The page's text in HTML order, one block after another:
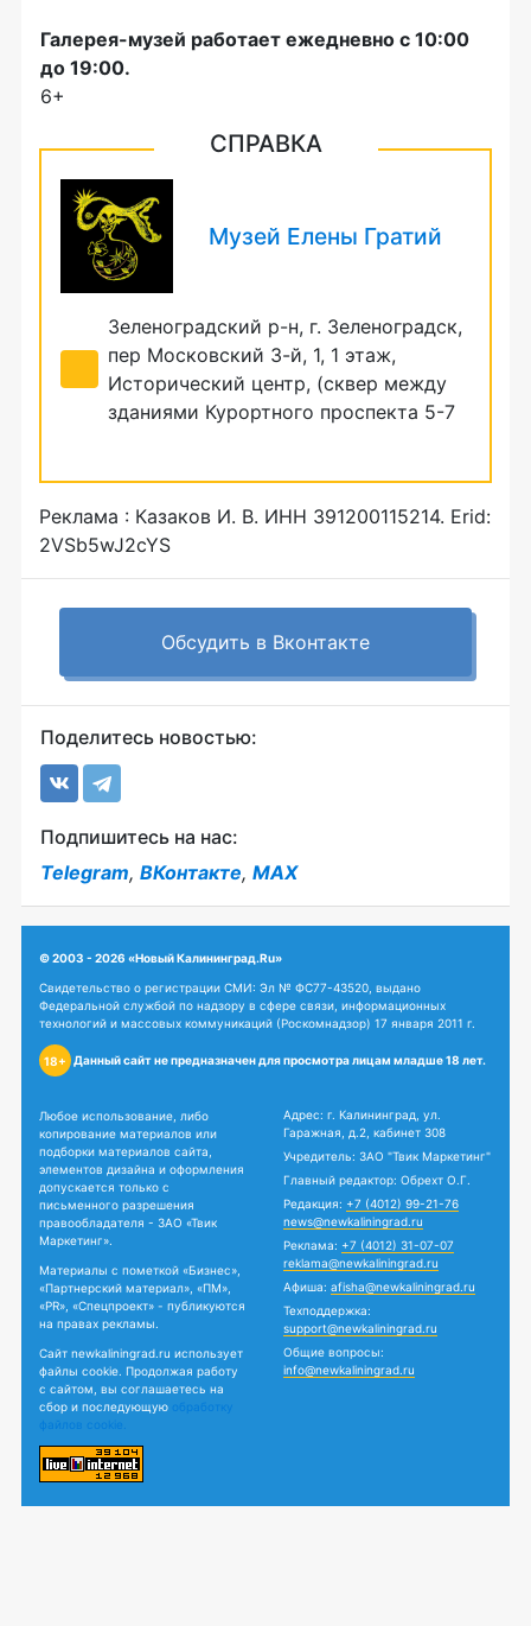
Галерея-музей работает ежедневно с 10:00
до 19:00.
6+
СПРАВКА
Музей Елены Гратий
Зеленоградский р-н, г. Зеленоградск,
пер Московский 3-й, 1, 1 этаж,
Исторический центр, (сквер между
зданиями Курортного проспекта 5-7
Реклама : Казаков И. В. ИНН 391200115214. Erid:
2VSb5wJ2cYS
Обсудить в Вконтакте
Поделитесь новостью:
Подпишитесь на нас:
Telegram, ВКонтакте, MAX
© 2003 - 2026 «Новый Калининград.Ru»
Свидетельство о регистрации СМИ: Эл № ФС77-43520, выдано
Федеральной службой по надзору в сфере связи, информационных
технологий и массовых коммуникаций (Роскомнадзор) 17 января 2011 г.
18+ Данный сайт не предназначен для просмотра лицам младше 18 лет.
Любое использование, либо
копирование материалов или
подборки материалов сайта,
элементов дизайна и оформления
допускается только с
письменного разрешения
правообладателя - ЗАО «Твик
Маркетинг».
Материалы с пометкой «Бизнес»,
«Партнерский материал», «ПМ»,
«PR», «Спецпроект» - публикуются
на правах рекламы.
Сайт newkaliningrad.ru использует
файлы cookie. Продолжая работу
с сайтом, вы соглашаетесь на
сбор и последующую обработку
файлов cookie.
Адрес: г. Калининград, ул.
Гаражная, д.2, кабинет 308
Учредитель: ЗАО "Твик Маркетинг"
Главный редактор: Обрехт О.Г.
Редакция: +7 (4012) 99-21-76
news@newkaliningrad.ru
Реклама: +7 (4012) 31-07-07
reklama@newkaliningrad.ru
Афиша: afisha@newkaliningrad.ru
Техподдержка:
support@newkaliningrad.ru
Общие вопросы:
info@newkaliningrad.ru